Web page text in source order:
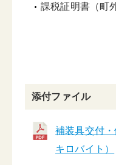
課税証明書（町
添付ファイル
補装具交付
キロバイト）